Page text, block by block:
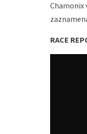
Chamonix
RACE